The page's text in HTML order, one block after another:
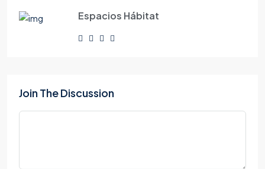
Espacios Hábitat
Join The Discussion